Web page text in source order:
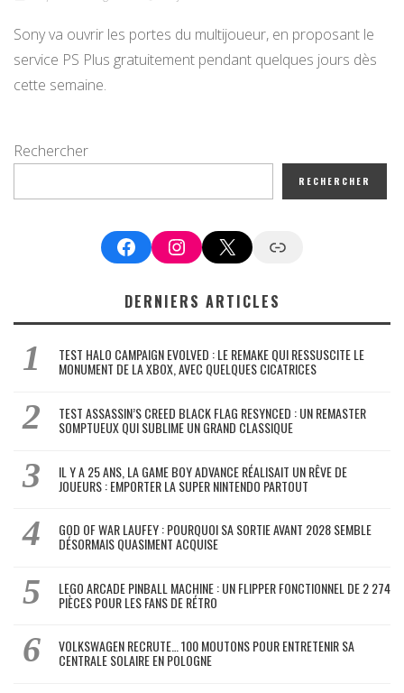
Sony va ouvrir les portes du multijoueur, en proposant le
service PS Plus gratuitement pendant quelques jours dès
cette semaine.
Rechercher
RECHERCHER
FacebookInstagram
X Google News
DERNIERS ARTICLES
TEST HALO CAMPAIGN EVOLVED : LE REMAKE QUI RESSUSCITE LE
MONUMENT DE LA XBOX, AVEC QUELQUES CICATRICES
TEST ASSASSIN’S CREED BLACK FLAG RESYNCED : UN REMASTER
SOMPTUEUX QUI SUBLIME UN GRAND CLASSIQUE
IL Y A 25 ANS, LA GAME BOY ADVANCE RÉALISAIT UN RÊVE DE
JOUEURS : EMPORTER LA SUPER NINTENDO PARTOUT
GOD OF WAR LAUFEY : POURQUOI SA SORTIE AVANT 2028 SEMBLE
DÉSORMAIS QUASIMENT ACQUISE
LEGO ARCADE PINBALL MACHINE : UN FLIPPER FONCTIONNEL DE 2 274
PIÈCES POUR LES FANS DE RÉTRO
VOLKSWAGEN RECRUTE… 100 MOUTONS POUR ENTRETENIR SA
CENTRALE SOLAIRE EN POLOGNE